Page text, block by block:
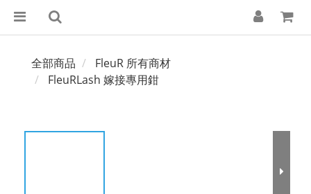
全部商品
FleuR 所有商材
FleuRLash 嫁接專用鉗